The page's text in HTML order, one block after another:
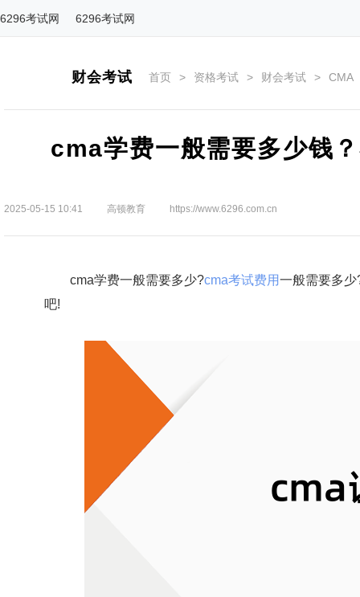
6296考试网 6296考试网
财会考试 首页 > 资格考试 > 财会考试 > CMA
cma学费一般需要多少钱
2025-05-15 10:41 高顿教育 https://www.6296.com.cn
cma学费一般需要多少?cma考试费用一般需要多
吧!